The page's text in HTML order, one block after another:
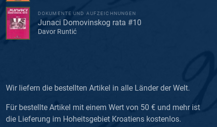
DOKUMENTE UND AUFZEICHNUNGEN
Junaci Domovinskog rata #10
Davor Runtić
Wir liefern die bestellten Artikel in alle Länder der Welt.
Für bestellte Artikel mit einem Wert von 50 € und mehr ist
die Lieferung im Hoheitsgebiet Kroatiens kostenlos.